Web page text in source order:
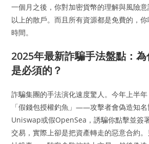
一個月之後，你對加密貨幣的理解與風險
以上的散戶。而且所有資源都是免費的，
時間。
2025年最新詐騙手法盤點：
是必須的？
詐騙集團的手法演化速度驚人。今年上半
「假錢包授權釣魚」——攻擊者會偽造知
Uniswap或假OpenSea，誘騙你點擊並簽
交易，實際上卻是把資產轉走的惡意合約